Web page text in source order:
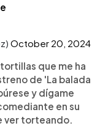
October 20, 2024
que me ha
de 'La balada
y dígame
en su
ver torteando.